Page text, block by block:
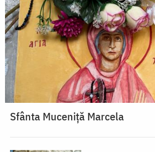
Sfânta Muceniță Marcela